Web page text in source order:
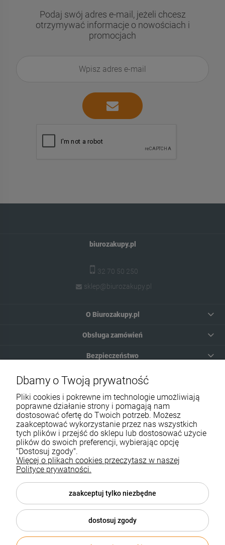
Podaj swój adres e-mail, jeżeli chcesz
otrzymywać informacje o nowościach i
promocjach
biurozakupy.pl
32 70 50 250
sklep@biurozakupy.pl
O Biurozakupy.pl
Obsługa zamówień
Bezpieczeństwo
Moje konto
Pomoc
Informacje i ceny opublikowane na stronie nie stanowią oferty w
rozumieniu przepisów kodeksu cywilnego.
Sklep internetowy Shoper.pl
Dbamy o Twoją prywatność
Pliki cookies i pokrewne im technologie umożliwiają
poprawne działanie strony i pomagają nam
dostosować ofertę do Twoich potrzeb. Możesz
zaakceptować wykorzystanie przez nas wszystkich
tych plików i przejść do sklepu lub dostosować użycie
plików do swoich preferencji, wybierając opcję
"Dostosuj zgody".
Więcej o plikach cookies przeczytasz w naszej
Polityce prywatności.
zaakceptuj tylko niezbędne
dostosuj zgody